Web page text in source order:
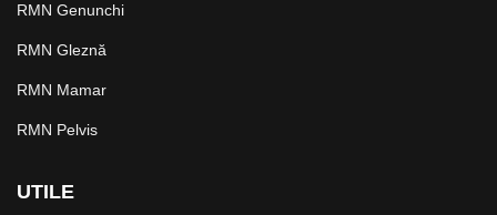
RMN Genunchi
RMN Gleznă
RMN Mamar
RMN Pelvis
UTILE